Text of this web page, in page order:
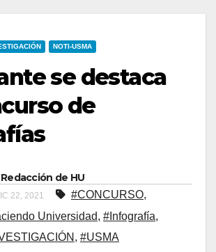
NOTI-USMA
se destaca
de
Redacción de HU
22, 2021 #CONCURSO,
Universidad, #Infografía,
, #USMA